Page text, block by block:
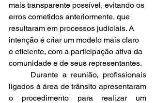
mais transparente possível, evitando os
erros cometidos anteriormente, que
resultaram em processos judiciais. A
intenção é criar um modelo mais claro
e eficiente, com a participação ativa da
comunidade e de seus representantes.
ligados à área de trânsito apresentaram
o procedimento para realizar um